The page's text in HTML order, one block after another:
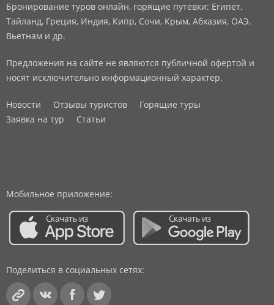
Бронирование туров онлайн, горящие путевки: Египет,
Тайланд, Греция, Индия, Кипр, Сочи, Крым, Абхазия, ОАЭ,
Вьетнам и др.
Предложения на сайте не являются публичной офертой и
носят исключительно информационный характер.
Новости Отзывы туристов
Горящие туры
Заявка на тур
Статьи
Мобильное приложение:
Поделиться в социальных сетях: